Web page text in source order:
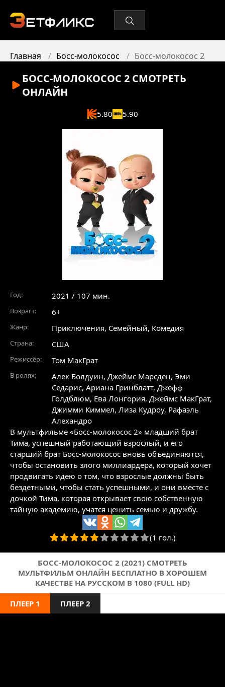
Главная Босс-молокосос Босс-молокосос 2
БОСС-МОЛОКОСОС 2СМОТРЕТЬ
ОНЛАЙН
5.80 5.90
Год: 2021 / 107 мин.
Возраст: 6+
Жанр: Приключения, Семейный, Комедия
Страна: США
Режиссёр: Том МакГрат
В ролях: Алек Болдуин, Джеймс Марсден, Эми
Седарис, Ариана Гринблатт, Джефф
Голдблюм, Ева Лонгория, Джеймс МакГрат,
Джимми Киммел, Лиза Кудроу, Рафаэль
Алехандро
В мультфильме «Босс-молокосос 2» младший брат
Тима, успешный работающий взрослый, и его
старший брат Босс-молокосос вновь объединяются,
чтобы остановить злого миллиардера, который хочет
продвигать идею о том, что взрослые должны быть
бездетными, чтобы стать успешными, и они вместе с
дочкой Тима, которая открывает свою собственную
тайную академию, учатся ценить семью и дружбу.
(1 гол.)
БОСС-МОЛОКОСОС 2 (2021) СМОТРЕТЬ
МУЛЬТФИЛЬМ ОНЛАЙН БЕСПЛАТНО В ХОРОШЕМ
КАЧЕСТВЕ НА РУССКОМ В 1080 (FULL HD)
ПЛЕЕР 1 ПЛЕЕР 2